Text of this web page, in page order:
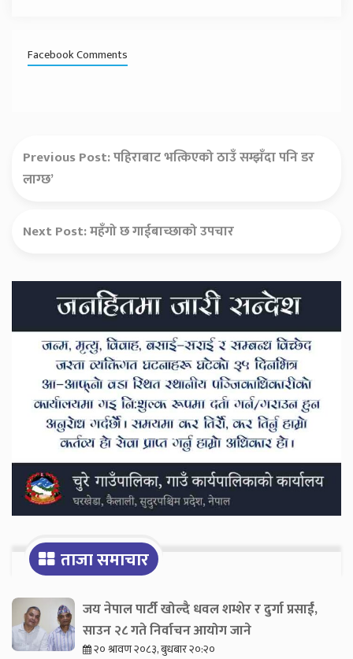
Facebook Comments
Previous Post:पहिराबाट भत्किएको ठाउँ सम्झँदा पनि डर
लाग्छ’
Next Post:महँगो छ गाईबाच्छाको उपचार
Secondary
Sidebar
ताजा समाचार
जय नेपाल पार्टी खोल्दै धवल शम्शेर र दुर्गा प्रसाईं,
साउन २८ गते निर्वाचन आयोग जाने
२० श्रावण २०८३, बुधबार २०:२०